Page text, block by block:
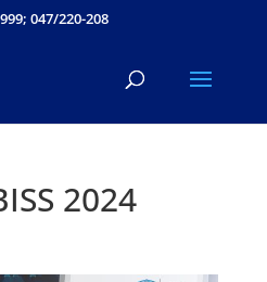
047/220-208
2024